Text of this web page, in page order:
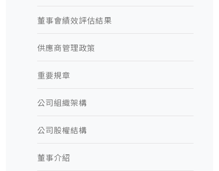
董事會績效評估結果
供應商管理政策
重要規章
公司組織架構
公司股權結構
董事介紹